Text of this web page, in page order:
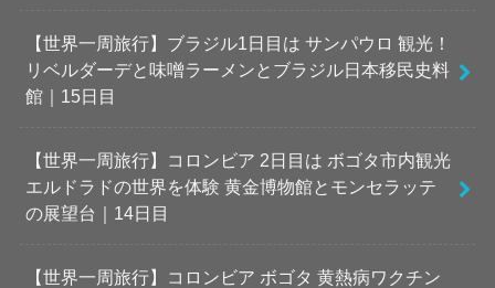
【世界一周旅行】ブラジル1日目は サンパウロ 観光！
リベルダーデと味噌ラーメンとブラジル日本移民史料
館｜15日目
【世界一周旅行】コロンビア 2日目は ボゴタ市内観光
エルドラドの世界を体験 黄金博物館とモンセラッテ
の展望台｜14日目
【世界一周旅行】コロンビア ボゴタ 黄熱病ワクチン